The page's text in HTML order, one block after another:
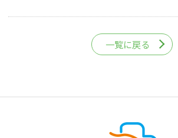
一覧に戻る